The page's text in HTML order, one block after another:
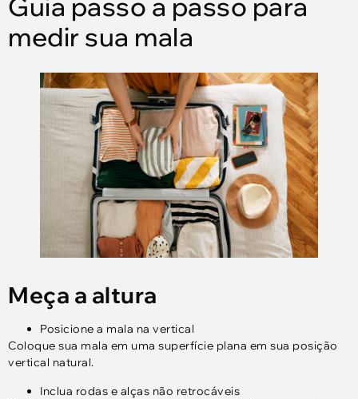
Guia passo a passo para
medir sua mala
Meça a altura
Posicione a mala na vertical
Coloque sua mala em uma superfície plana em sua posição
vertical natural.
Inclua rodas e alças não retrocáveis